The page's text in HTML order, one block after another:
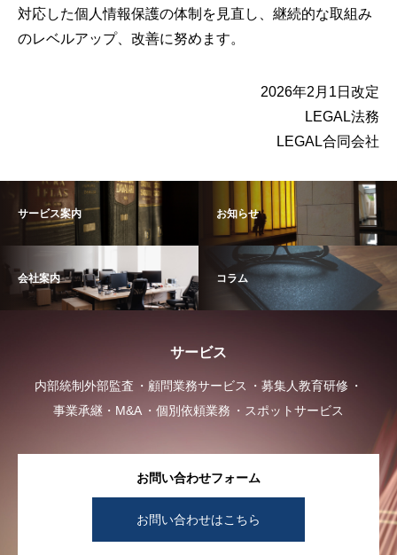
対応した個人情報保護の体制を見直し、継続的な取組み
のレベルアップ、改善に努めます。
2026年2月1日改定
LEGAL法務
LEGAL合同会社
サービス案内 お知らせ
会社案内 コラム
サービス
内部統制外部監査 顧問業務サービス
募集人教育研修
事業承継・M&A
個別依頼業務 スポットサービス
お問い合わせフォーム
お問い合わせはこちら